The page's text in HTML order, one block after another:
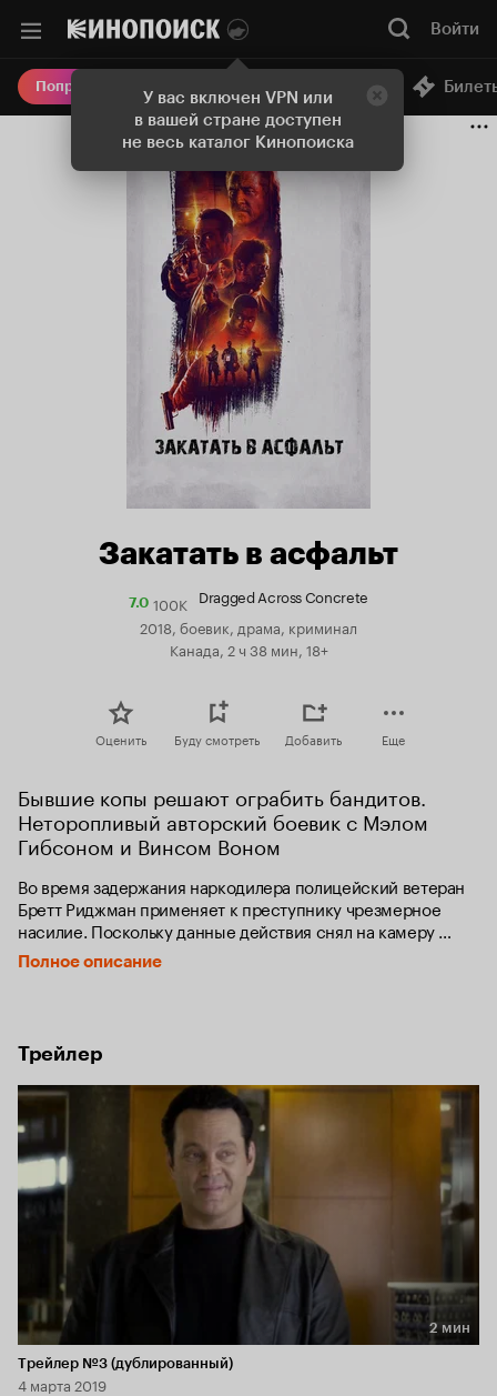
У вас включен VPN или
в вашей стране доступен
не весь каталог Кинопоиска
Войти
Попробовать Плюс Онлайн-кинотеатр
Закатать в асфальт
7.0Рейтинг
Кинопоиска
100K Dragged Across Concrete
2018, боевик, драма, криминал
Канада, 2 ч 38 мин, 18+
Оценить Буду смотреть Добавить Еще
Бывшие копы решают ограбить бандитов.
Неторопливый авторский боевик с Мэлом
Гибсоном и Винсом Воном
Во время задержания наркодилера полицейский ветеран
Бретт Риджман применяет к преступнику чрезмерное
насилие. Поскольку данные действия снял на камеру
сосед, то видео попадает в прессу, что вызывает большой
скандал. В итоге Риджмана и его напарника Энтони
провернуть одно опасное криминальное дельце.
Полное описание
Трейлер
Длительность 2 мин
2 мин
Трейлер №3 (дублированный)
4 марта 2019